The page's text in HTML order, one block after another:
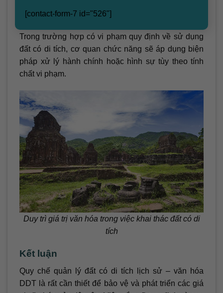
[contact-form-7 id="526"]
có di tích?
Trong trường hợp có vi phạm quy định về sử dụng
đất có di tích, cơ quan chức năng sẽ áp dụng biện
pháp xử lý hành chính hoặc hình sự tùy theo tính
chất vi phạm.
Duy trì giá trị văn hóa trong việc khai thác đất có di
tích
Kết luận
Quy chế quản lý đất có di tích lịch sử – văn hóa
DDT là rất cần thiết để bảo vệ và phát triển các giá